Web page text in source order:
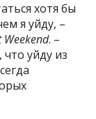
хотя бы
я уйду, –
Weekend. –
уйду из